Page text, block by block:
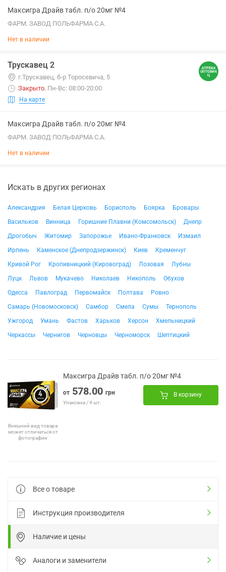
Максигра Драйв табл. п/о 20мг №4
ФАРМ. ЗАВОД ПОЛЬФАРМА С.А.
Нет в наличии
Трускавец 2
г.Трускавец, б-р Торосевича, 5
Закрыто. Пн-Вс: 08:00-20:00
На карте
Максигра Драйв табл. п/о 20мг №4
ФАРМ. ЗАВОД ПОЛЬФАРМА С.А.
Нет в наличии
Искать в других регионах
Александрия Белая Церковь Борисполь Боярка
Бровары
Васильков
Винница Горишние Плавни (Комсомольск)
Днепр
Дрогобыч
Житомир Запорожье Ивано-Франковск
Измаил
Ирпень
Каменское (Днепродзержинск) Киев
Кременчуг
Кривой Рог
Кропивницкий (Кировоград) Лозовая
Лубны
Луцк
Львов Мукачево Николаев Никополь
Обухов
Одесса
Павлоград Первомайск Полтава
Ровно
Самарь (Новомосковск)
Самбор Смела Сумы
Тернополь
Ужгород
Умань Фастов Харьков Херсон
Хмельницкий
Черкассы
Чернигов Черновцы Черноморск Шептицкий
Внешний вид товара
может отличаться от
фотографии
Максигра Драйв табл. п/о 20мг №4
от 578.00 грн
Упаковка / 4 шт.
В корзину
Все о товаре
Инструкция производителя
Наличие и цены
Аналоги и заменители